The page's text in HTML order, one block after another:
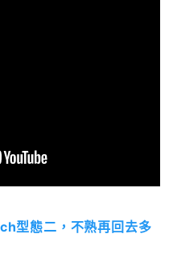
型態二，不熟再回去多